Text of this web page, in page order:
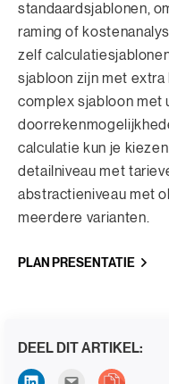
standaardsjablonen,
raming of
zelf
sjabloon zijn met
complex sjabloon met
calculatie kun je
detailniveau met
abstractieniveau met
meerdere varianten.
PLAN PRESENTATIE
DEEL DIT ARTIKEL: